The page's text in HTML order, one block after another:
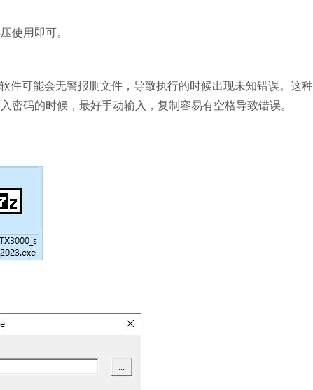
使用即可。
件可能会无警报删文件，导致执行的时候出现未知错误。这种
密码的时候，最好手动输入，复制容易有空格导致错误。